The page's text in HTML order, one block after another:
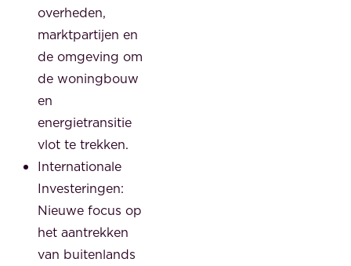
overheden,
marktpartijen en
de omgeving om
de woningbouw
en
energietransitie
vlot te trekken.
Internationale
Investeringen:
Nieuwe focus op
het aantrekken
van buitenlands